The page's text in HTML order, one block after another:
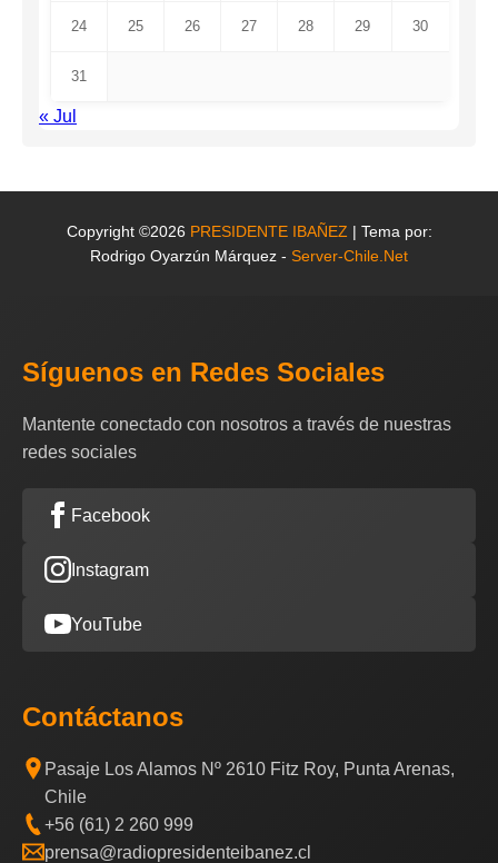
24 25 26 27 28 29 30
31
« Jul
Copyright ©2026 PRESIDENTE IBAÑEZ | Tema por:
Rodrigo Oyarzún Márquez - Server-Chile.Net
Síguenos en Redes Sociales
Mantente conectado con nosotros a través de nuestras
redes sociales
Facebook
Instagram
YouTube
Contáctanos
Pasaje Los Alamos Nº 2610 Fitz Roy, Punta Arenas,
Chile
+56 (61) 2 260 999
prensa@radiopresidenteibanez.cl